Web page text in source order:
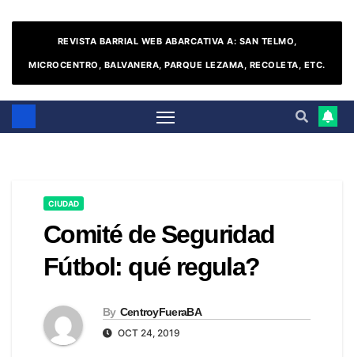
REVISTA BARRIAL WEB ABARCATIVA A: SAN TELMO,
MICROCENTRO, BALVANERA, PARQUE LEZAMA, RECOLETA, ETC.
CIUDAD
Comité de Seguridad
Fútbol: qué regula?
By CentroyFueraBA
OCT 24, 2019